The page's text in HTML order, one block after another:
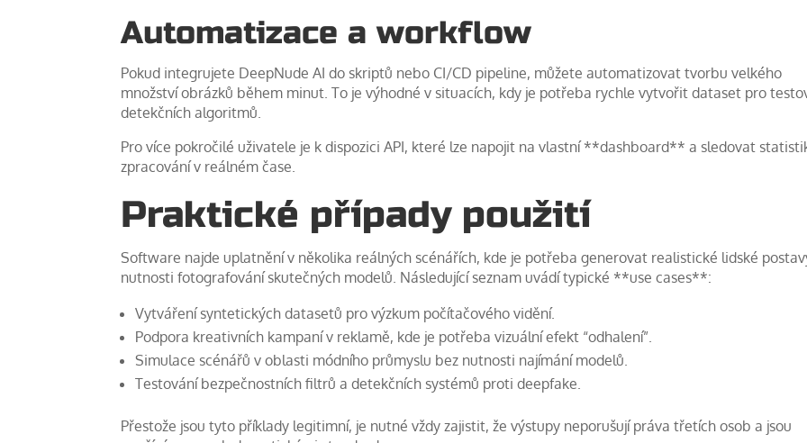
Automatizace a workflow
Pokud integrujete DeepNude AI do skriptů nebo CI/CD pipeline, můžete automatizovat tvorbu velkého
množství obrázků během minut. To je výhodné v situacích, kdy je potřeba rychle vytvořit dataset pro
detekčních algoritmů.
Pro více pokročilé uživatele je k dispozici API, které lze napojit na vlastní **dashboard** a sledovat
zpracování v reálném čase.
Praktické případy použití
Software najde uplatnění v několika reálných scénářích, kde je potřeba generovat realistické lidské
nutnosti fotografování skutečných modelů. Následující seznam uvádí typické **use cases**:
Vytváření syntetických datasetů pro výzkum počítačového vidění.
Podpora kreativních kampaní v reklamě, kde je potřeba vizuální efekt “odhalení”.
Simulace scénářů v oblasti módního průmyslu bez nutnosti najímání modelů.
Testování bezpečnostních filtrů a detekčních systémů proti deepfake.
Přestože jsou tyto příklady legitimní, je nutné vždy zajistit, že výstupy neporušují práva třetích osob a jsou